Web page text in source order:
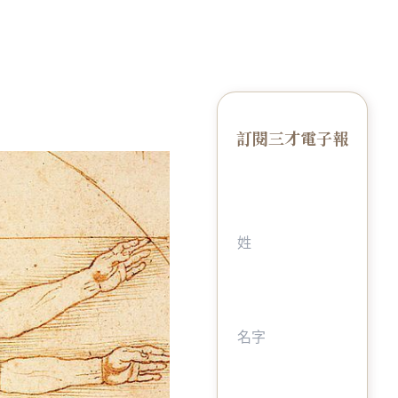
訂閱三才電子報